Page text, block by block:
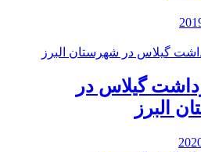
گیلاس در
البرز